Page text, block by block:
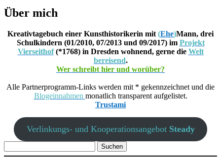
Über mich
Kreativtagebuch einer Kunsthistorikerin mit (Ehe)Mann, drei
Schulkindern (01/2010, 07/2013 und 09/2017) im Projekt
Vierseithof(*1768) in Dresden wohnend, gerne die Welt
bereisend.
Wer schreibt hier und worüber?
Alle Partnerprogramm-Links werden mit * gekennzeichnet und die
Blogeinnahmen monatlich transparent aufgelistet.
Trustami
Verlinkungs- und Kooperationsangebot Steady
nach: